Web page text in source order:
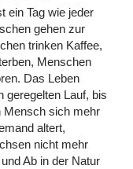
ein Tag wie jeder
gehen zur
trinken Kaffee,
Menschen
Das Leben
geregelten Lauf, bis
Mensch sich mehr
altert,
nicht mehr
Ab in der Natur